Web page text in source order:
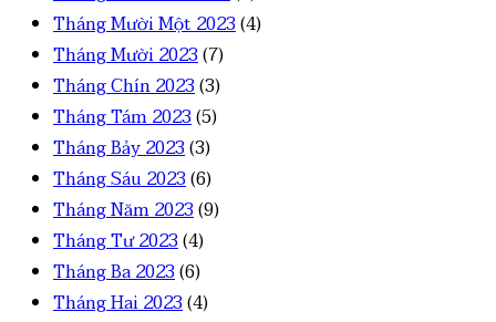
Tháng Mười Một 2023(4)
Tháng Mười 2023(7)
Tháng Chín 2023(3)
Tháng Tám 2023(5)
Tháng Bảy 2023(3)
Tháng Sáu 2023(6)
Tháng Năm 2023(9)
Tháng Tư 2023(4)
Tháng Ba 2023(6)
Tháng Hai 2023(4)